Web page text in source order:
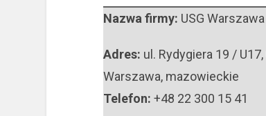
Nazwa firmy: USG Warszawa
Adres: ul. Rydygiera 19 / U17,
Warszawa, mazowieckie
Telefon: +48 22 300 15 41